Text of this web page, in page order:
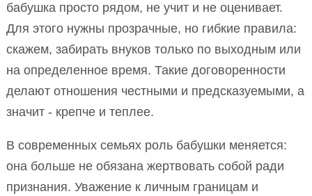
бабушка просто рядом, не учит и не оценивает.
Для этого нужны прозрачные, но гибкие правила:
скажем, забирать внуков только по выходным или
на определенное время. Такие договоренности
делают отношения честными и предсказуемыми, а
значит - крепче и теплее.
В современных семьях роль бабушки меняется:
она больше не обязана жертвовать собой ради
признания. Уважение к личным границам и